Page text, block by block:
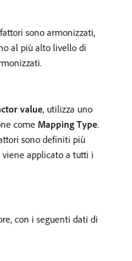
sono armonizzati,
al più alto livello di
value, utilizza uno
come Mapping Type.
sono definiti più
viene applicato a tutti i
con i seguenti dati di